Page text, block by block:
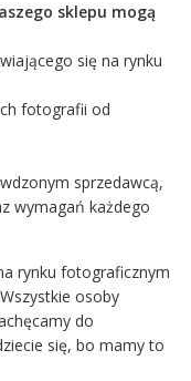
sklepu mogą
się na rynku
fotografii od
sprzedawcą,
wymagań każdego
rynku fotograficznym
osoby
do
się, bo mamy to